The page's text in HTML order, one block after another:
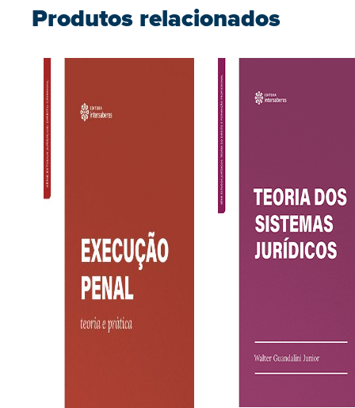
Produtos relacionados